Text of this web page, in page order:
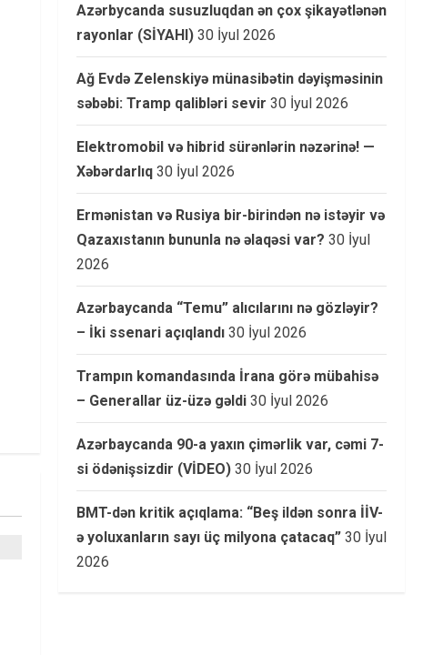
Azərbycanda susuzluqdan ən çox şikayətlənən
rayonlar (SİYAHI) 30 İyul 2026
Ağ Evdə Zelenskiyə münasibətin dəyişməsinin
səbəbi: Tramp qalibləri sevir 30 İyul 2026
Elektromobil və hibrid sürənlərin nəzərinə! —
Xəbərdarlıq 30 İyul 2026
Ermənistan və Rusiya bir-birindən nə istəyir və
Qazaxıstanın bununla nə əlaqəsi var? 30 İyul
2026
Azərbaycanda “Temu” alıcılarını nə gözləyir?
– İki ssenari açıqlandı 30 İyul 2026
Trampın komandasında İrana görə mübahisə
– Generallar üz-üzə gəldi 30 İyul 2026
Azərbaycanda 90-a yaxın çimərlik var, cəmi 7-
si ödənişsizdir (VİDEO) 30 İyul 2026
BMT-dən kritik açıqlama: “Beş ildən sonra İİV-
ə yoluxanların sayı üç milyona çatacaq” 30 İyul
2026